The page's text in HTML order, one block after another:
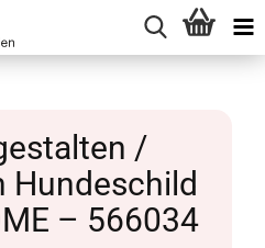
/
Hundeschild
– 566034